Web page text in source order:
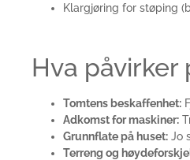
Klargjøring for støping
Hva påvirker
Tomtens beskaffenhet:
Adkomst for maskiner:
Grunnflate på huset: Jo
Terreng og